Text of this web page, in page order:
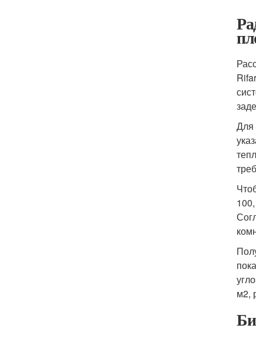
Для
м2,